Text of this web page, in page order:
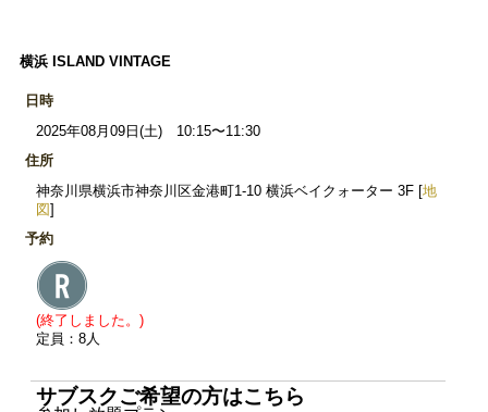
横浜 ISLAND VINTAGE
日時
2025年08月09日(土) 10:15〜11:30
住所
神奈川県横浜市神奈川区金港町1-10 横浜ベイクォーター 3F [地
図]
予約
(終了しました。)
定員：8人
サブスクご希望の方はこちら